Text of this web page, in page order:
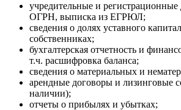
учредительные и регистрационные
ОГРН, выписка из ЕГРЮЛ;
сведения о долях уставного
собственниках;
бухгалтерская отчетность и
т.ч. расшифровка баланса;
сведения о материальных и
арендные договоры и лизинговые
наличии);
отчеты о прибылях и убытках;
Дюртюли
Евпатория
Егорьевск
Екатеринбург
Елабуга